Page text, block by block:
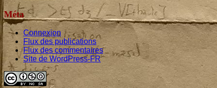
Méta
Connexion
Flux des publications
Flux des commentaires
Site de WordPress-FR
Footer